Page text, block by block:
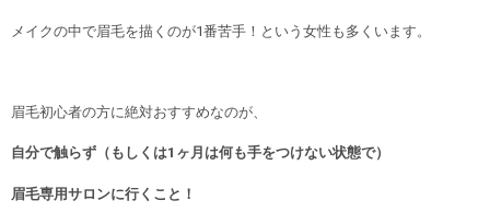
メイクの中で眉毛を描くのが1番苦手！という女性も多くいます。
眉毛初心者の方に絶対おすすめなのが、
自分で触らず（もしくは1ヶ月は何も手をつけない状態で）
眉毛専用サロンに行くこと！